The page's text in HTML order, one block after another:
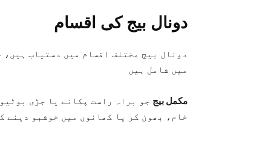
دونال بیج کی اقسام
دونال بیج مختلف اقسام میں دستیاب
میں شامل ہیں
مکمل بیج جو براہ راست پکانے یا جڑی
خام، بھون کر یا کھانوں میں خوشبو دینے